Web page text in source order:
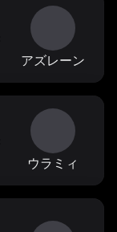
アズレーン
ウラミィ